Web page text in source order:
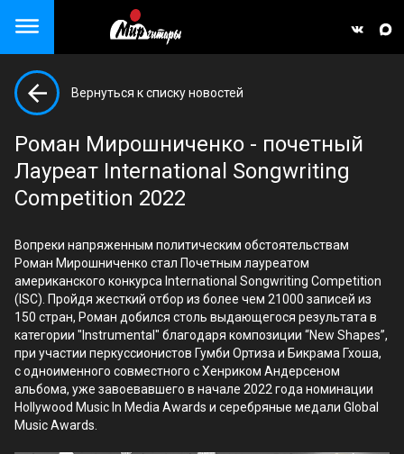
Close menu
Вернуться к списку новостей
Роман Мирошниченко - почетный
Лауреат International Songwriting
Competition 2022
Вопреки напряженным политическим обстоятельствам
Роман Мирошниченко стал Почетным лауреатом
американского конкурса International Songwriting Competition
(ISC). Пройдя жесткий отбор из более чем 21000 записей из
150 стран, Роман добился cтоль выдающегося результата в
категории "Instrumental" благодаря композиции “New Shapes”,
при участии перкуссионистов Гумби Ортиза и Бикрама Гхоша,
с одноименного совместного с Хенриком Андерсеном
альбома, уже завоевавшего в начале 2022 года номинации
Hollywood Music In Media Awards и серебряные медали Global
Music Awards.